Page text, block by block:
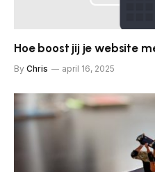
Hoe boost jij je website
By Chris april 16, 2025